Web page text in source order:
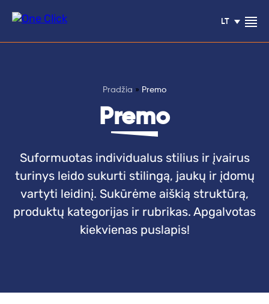
LT
atsiliepimai
Paslaugos
Blogas
Projektai
Pradžia » Premo
Premo
Suformuotas individualus stilius ir įvairus
turinys leido sukurti stilingą, jaukų ir įdomų
vartyti leidinį. Sukūrėme aiškią struktūrą,
produktų kategorijas ir rubrikas. Apgalvotas
kiekvienas puslapis!